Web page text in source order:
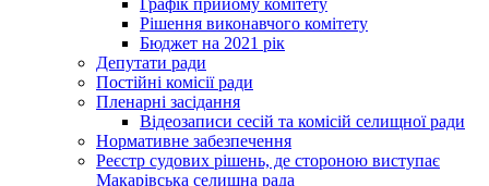
Графік прийому комітету
Рішення виконавчого комітету
Бюджет на 2021 рік
Депутати ради
Постійні комісії ради
Пленарні засідання
Відеозаписи сесій та комісій селищної ради
Нормативне забезпечення
Реєстр судових рішень, де стороною виступає
Макарівська селищна рада